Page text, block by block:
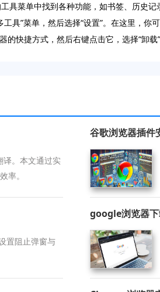
菜单中找到各种功能，如书签、历史记
”菜单，然后选择“设置”。在这里，你
快捷方式，然后右键点击它，选择“卸载”
。本文通过实
率。
谷歌浏览器插件
置阻止弹窗与
google浏览器